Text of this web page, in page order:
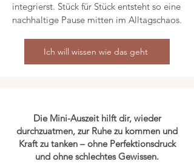
integrierst. Stück für Stück entsteht so eine
nachhaltige Pause mitten im Alltagschaos.
Ich will wissen wie das geht
Die Mini-Auszeit hilft dir, wieder
durchzuatmen, zur Ruhe zu kommen und
Kraft zu tanken – ohne Perfektionsdruck
und ohne schlechtes Gewissen.